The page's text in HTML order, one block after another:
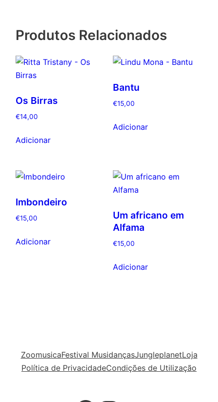
Produtos Relacionados
Os Birras
€14,00
Adicionar
Bantu
€15,00
Adicionar
Imbondeiro
€15,00
Adicionar
Um africano em
Alfama
€15,00
Adicionar
ZoomusicaFestival MusidançasJungleplanetLoja
Política de PrivacidadeCondições de Utilização